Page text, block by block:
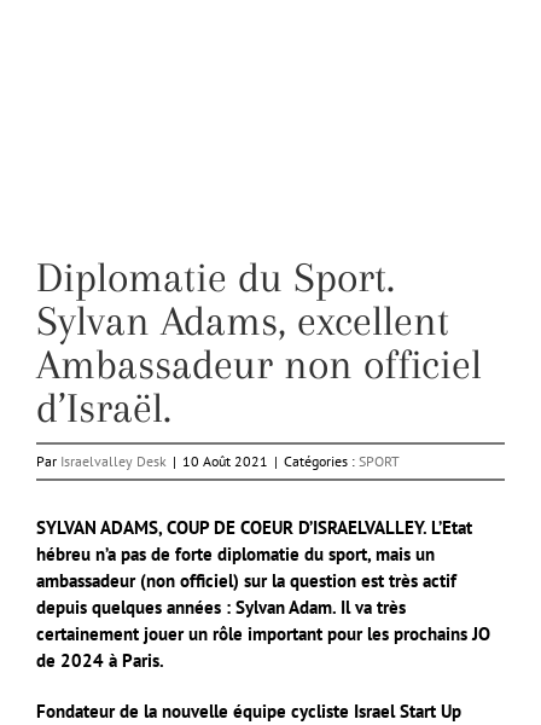
Diplomatie du Sport.
Sylvan Adams, excellent
Ambassadeur non officiel
d’Israël.
Par Israelvalley Desk | 10 Août 2021 | Catégories : SPORT
SYLVAN ADAMS, COUP DE COEUR D’ISRAELVALLEY. L’Etat
hébreu n’a pas de forte diplomatie du sport, mais un
ambassadeur (non officiel) sur la question est très actif
depuis quelques années : Sylvan Adam. Il va très
certainement jouer un rôle important pour les prochains JO
de 2024 à Paris.
Fondateur de la nouvelle équipe cycliste Israel Start Up